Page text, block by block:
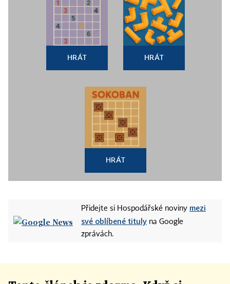
HRÁT HRÁT
HRÁT
Přidejte si Hospodářské noviny mezi
své oblíbené tituly na Google
zprávách.